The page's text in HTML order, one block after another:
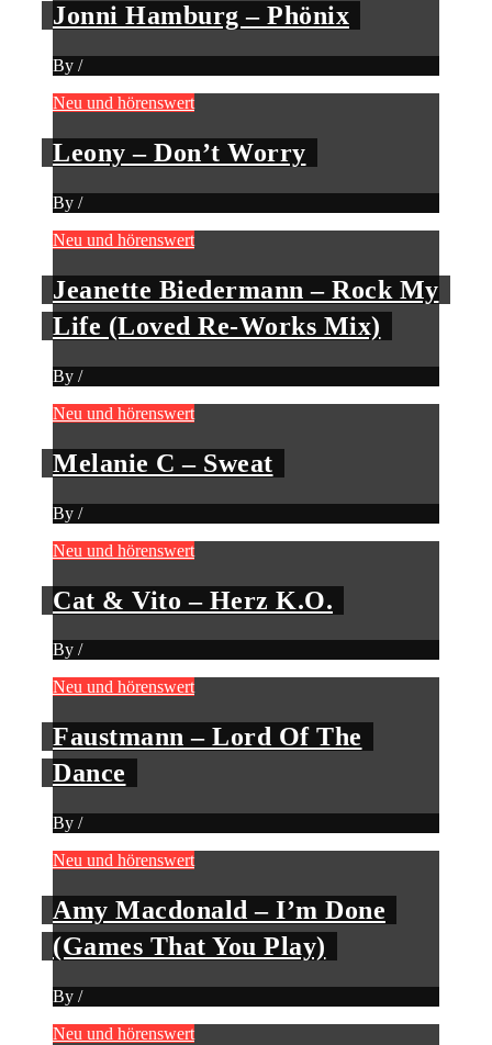
Jonni Hamburg – Phönix
By /
Neu und hörenswert
Leony – Don’t Worry
By /
Neu und hörenswert
Jeanette Biedermann – Rock My
Life (Loved Re-Works Mix)
By /
Neu und hörenswert
Melanie C – Sweat
By /
Neu und hörenswert
Cat & Vito – Herz K.O.
By /
Neu und hörenswert
Faustmann – Lord Of The
Dance
By /
Neu und hörenswert
Amy Macdonald – I’m Done
(Games That You Play)
By /
Neu und hörenswert